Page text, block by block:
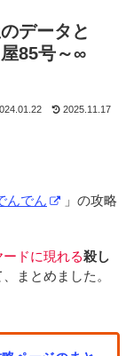
データと
85号～∞
2025.11.17
んでん
」の攻略
ドに現れる殺し
まとめました。